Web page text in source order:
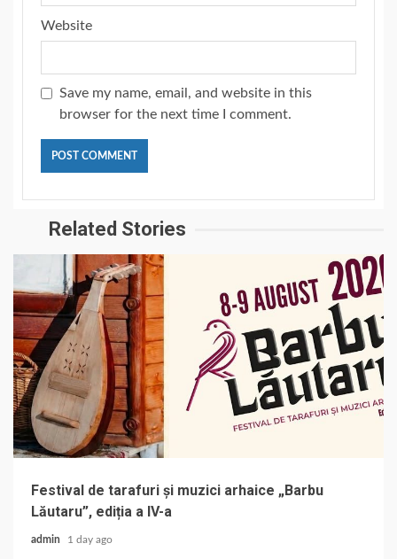
Website
Save my name, email, and website in this
browser for the next time I comment.
Related Stories
Festival de tarafuri și muzici arhaice „Barbu
Lăutaru”, ediția a IV-a
admin 1 day ago